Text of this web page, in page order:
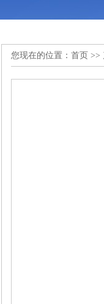
您现在的位置： 首页 >>